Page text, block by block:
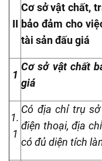
II
Cơ sở vật chất,
bảo đảm cho
tài sản đấu giá
1
Cơ sở vật chất
giá
1.
1
Có địa chỉ trụ
điện thoại, địa
có đủ diện tích